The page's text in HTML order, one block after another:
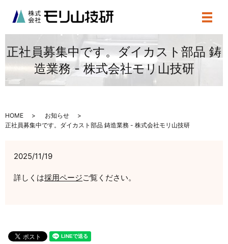
メ
正社員募集中です。ダイカスト部品 鋳
造業務 - 株式会社モリ山技研
HOME
お知らせ
正社員募集中です。ダイカスト部品 鋳造業務 - 株式会社モリ山技研
2025/11/19
詳しくは採用ページご覧ください。